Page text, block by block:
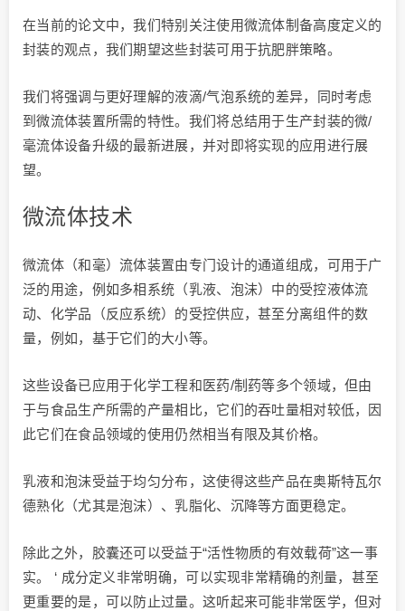
在当前的论文中，我们特别关注使用微流体制备高度定义的
封装的观点，我们期望这些封装可用于抗肥胖策略。
我们将强调与更好理解的液滴/气泡系统的差异，同时考虑
到微流体装置所需的特性。我们将总结用于生产封装的微/
毫流体设备升级的最新进展，并对即将实现的应用进行展
望。
微流体技术
微流体（和毫）流体装置由专门设计的通道组成，可用于广
泛的用途，例如多相系统（乳液、泡沫）中的受控液体流
动、化学品（反应系统）的受控供应，甚至分离组件的数
量，例如，基于它们的大小等。
这些设备已应用于化学工程和医药/制药等多个领域，但由
于与食品生产所需的产量相比，它们的吞吐量相对较低，因
此它们在食品领域的使用仍然相当有限及其价格。
乳液和泡沫受益于均匀分布，这使得这些产品在奥斯特瓦尔
德熟化（尤其是泡沫）、乳脂化、沉降等方面更稳定。
除此之外，胶囊还可以受益于“活性物质的有效载荷”这一事
实。 ‘ 成分定义非常明确，可以实现非常精确的剂量，甚至
更重要的是，可以防止过量。这听起来可能非常医学，但对